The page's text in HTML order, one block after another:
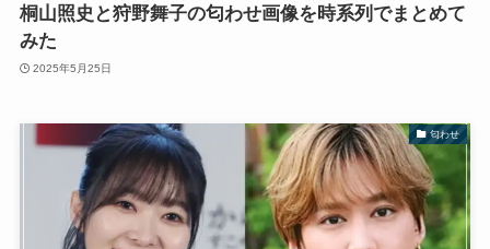
桐山照史と狩野舞子の匂わせ画像を時系列でまとめて
みた
2025年5月25日
匂わせ